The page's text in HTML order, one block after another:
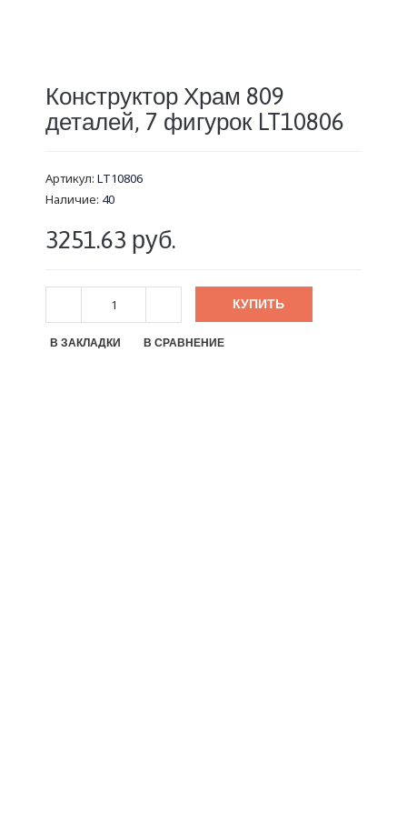
Конструктор Храм 809
деталей, 7 фигурок LT10806
Артикул: LT10806
Наличие: 40
3251.63 руб.
КУПИТЬ
В ЗАКЛАДКИ В СРАВНЕНИЕ